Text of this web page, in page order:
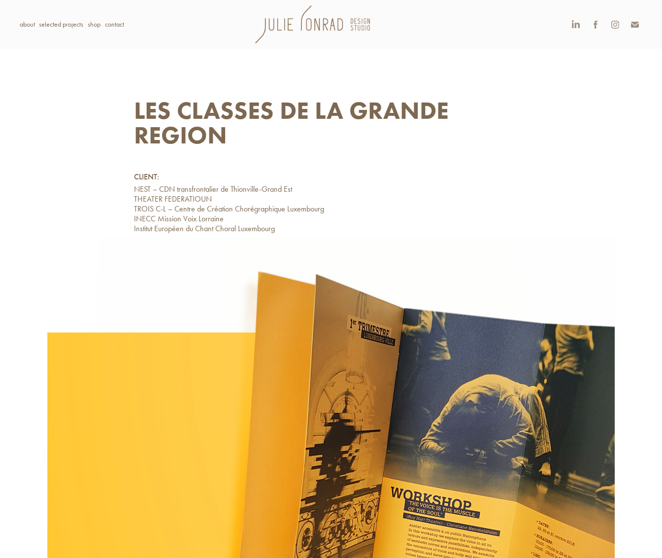
about selected projects shop contact
LES CLASSES DE LA GRANDE
REGION
CLIENT:
NEST – CDN transfrontalier de Thionville-Grand Est
THEATER FEDERATIOUN
TROIS C-L – Centre de Création Chorégraphique Luxembourg
INECC Mission Voix Lorraine
Institut Européen du Chant Choral Luxembourg